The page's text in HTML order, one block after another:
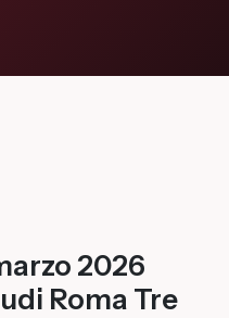
2026
Roma Tre